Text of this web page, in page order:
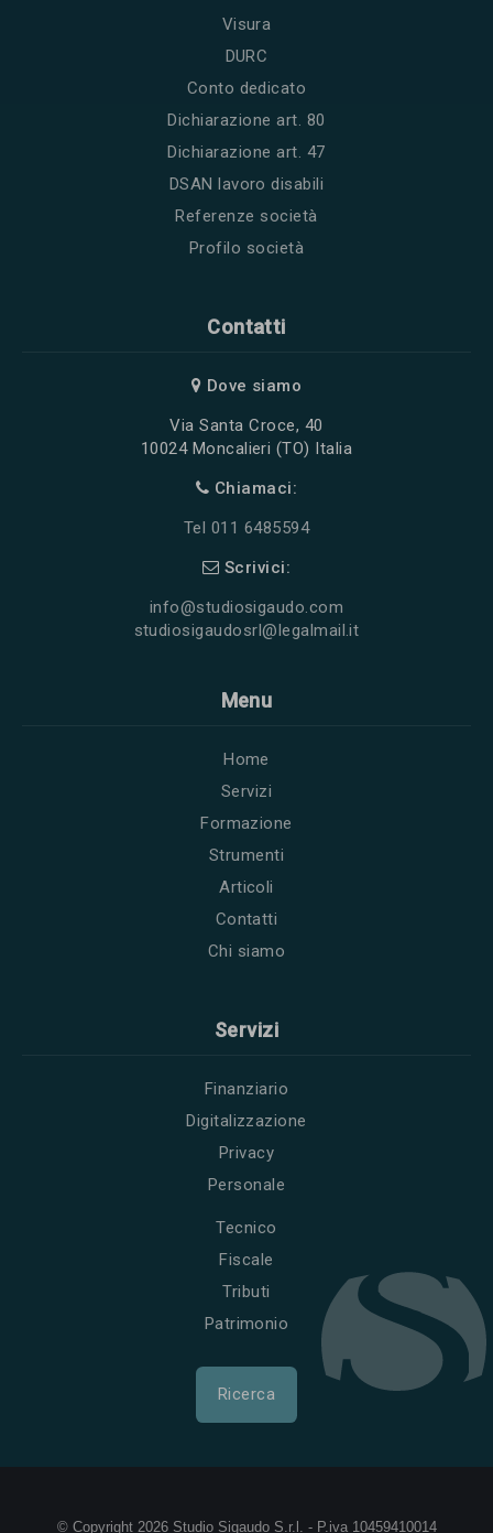
Visura
DURC
Conto dedicato
Dichiarazione art. 80
Dichiarazione art. 47
DSAN lavoro disabili
Referenze società
Profilo società
Contatti
Dove siamo
Via Santa Croce, 40
10024 Moncalieri (TO) Italia
Chiamaci:
Tel 011 6485594
Scrivici:
info@studiosigaudo.com
studiosigaudosrl@legalmail.it
Menu
Home
Servizi
Formazione
Strumenti
Articoli
Contatti
Chi siamo
Servizi
Finanziario
Digitalizzazione
Privacy
Personale
Tecnico
Fiscale
Tributi
Patrimonio
Ricerca
© Copyright 2026 Studio Sigaudo S.r.l. - P.iva 10459410014